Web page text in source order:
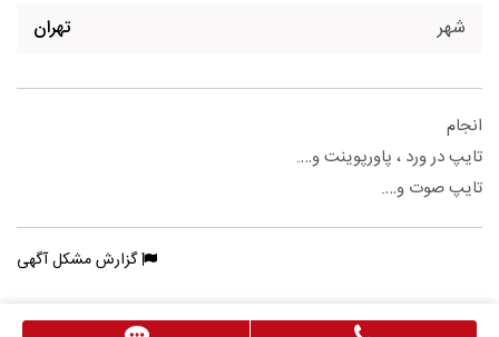
شهر تهران
انجام
تایپ در ورد ، پاورپوینت و….
تایپ صوت و….
گزارش مشکل آگهی